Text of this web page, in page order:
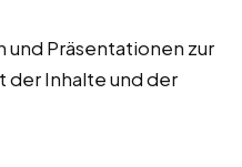
Präsentationen zur
der Inhalte und der